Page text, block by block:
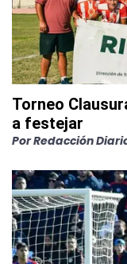
Torneo
a festejar
PorRedacción